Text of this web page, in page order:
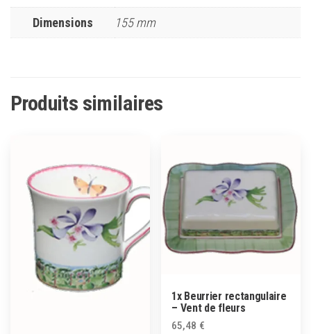
Dimensions 155 mm
Produits similaires
1x Beurrier rectangulaire
– Vent de fleurs
65,48 €